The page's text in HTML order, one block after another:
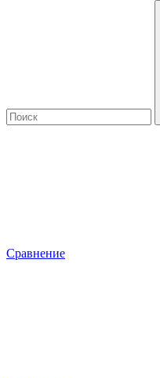
Сравнение